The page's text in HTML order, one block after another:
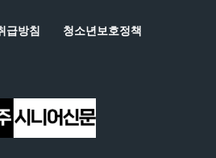
급방침 청소년보호정책